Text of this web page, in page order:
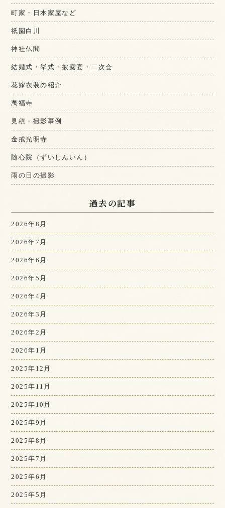
町家・日本家屋など
祇園白川
神社仏閣
結婚式・挙式・披露宴・二次会
花嫁衣装の紹介
萬福寺
見積・撮影事例
金戒光明寺
随心院（ずいしんいん）
雨の日の撮影
過去の記事
2026年8月
2026年7月
2026年6月
2026年5月
2026年4月
2026年3月
2026年2月
2026年1月
2025年12月
2025年11月
2025年10月
2025年9月
2025年8月
2025年7月
2025年6月
2025年5月